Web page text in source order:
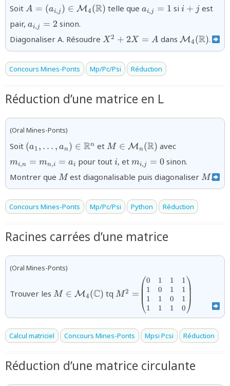
Soit {A =
(a_{i,j})\in{\mathcal
M}_{4}
(\mathbb{R})}
A = (ai,j ) ∈ M4 (R) telle que {a_{i,j}
= 1}
ai,j = 1 si {i+
i + j est
pair, {a_{i,j}
= 2}
ai,j = 2 sinon.
Diagonaliser A. Résoudre {X^{2}
X 2 + 2X = A dans {{\mathcal
M}_{4}
M4 (R).
Concours Mines-Ponts Mp/Pc/Psi Réduction
Réduction d’une matrice en L
(Oral Mines-Ponts)
Soit {(a_{1},\ldots,a_{n})\in\mathbb{R}^{n}}
(a1 , … , an ) ∈ Rn et {M\in{\mathcal
(\mathbb{R})}
M ∈ Mn(R) avec{m_{i,n}
m_{n,i}
= a_{i}}
mi,n = mn,i = ai pour tout {i}
i, et {m_{i,j}=0}
mi,j = 0sinon.
Montrer que {M}
Mest diagonalisable puis diagonaliser{M}
M.
Concours Mines-Ponts Mp/Pc/Psi Python Réduction
Racines carrées d’une matrice
(Oral Mines-Ponts)
Trouver les M}_{4}
M ∈ M4 (C) tq
{M^2=}
M2 =
{\begin{pmatrix}0&
1& 1& 1\\1& 0& 1&
1\\1& 1& 0& 1\\1&
1& 1&
0\end{pmatrix}}
0
1
1
1
1
0
1
1
1
1
0
1
1
1
1
0
Calcul matriciel Concours Mines-Ponts Mpsi Pcsi Réduction
Réduction d’une matrice circulante